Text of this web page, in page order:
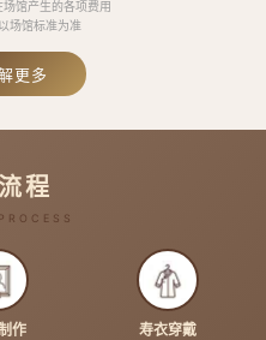
馆产生的各项费用
场馆标准为准
更多
程
作 寿衣穿戴